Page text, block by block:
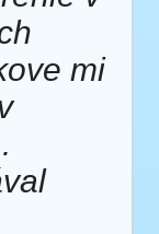
mi